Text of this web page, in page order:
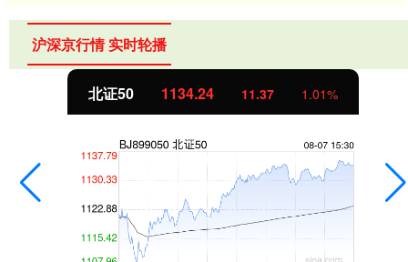
沪深京行情 实时轮播
北证50 1134.24 11.37 1.01%